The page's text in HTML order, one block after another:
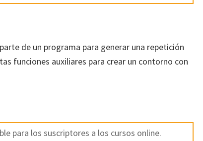
de un programa para generar una repetición
funciones auxiliares para crear un contorno con
para los suscriptores a los cursos online.